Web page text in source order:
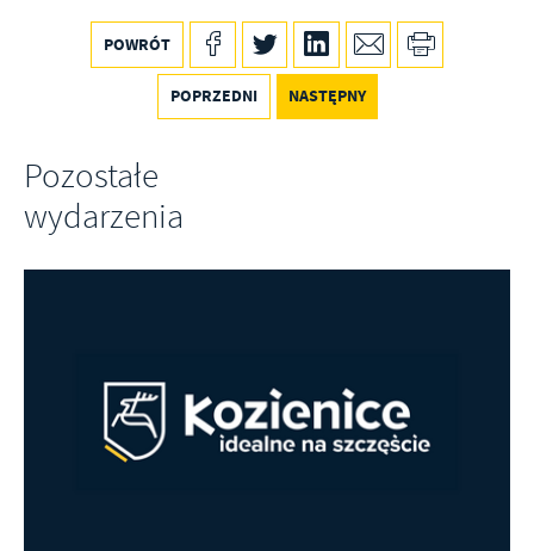
POWRÓT
POPRZEDNI NASTĘPNY
Pozostałe
wydarzenia